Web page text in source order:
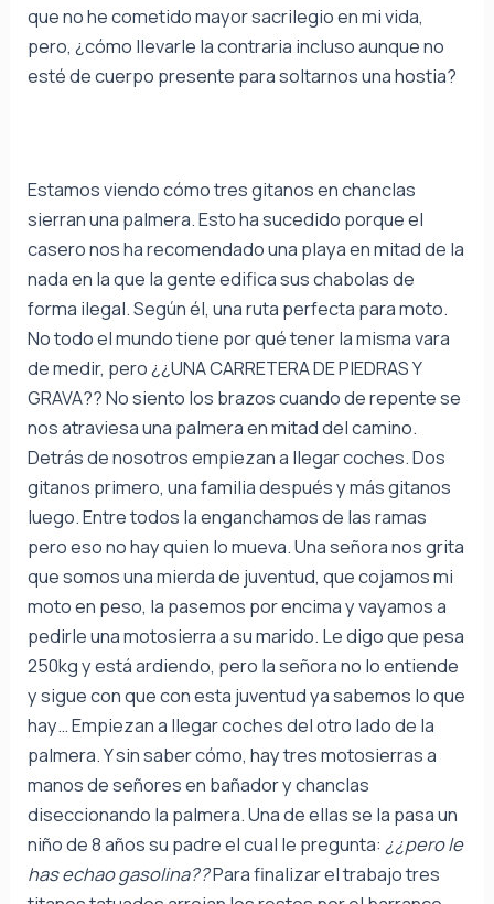
que no he cometido mayor sacrilegio en mi vida,
pero, ¿cómo llevarle la contraria incluso aunque no
esté de cuerpo presente para soltarnos una hostia?
Estamos viendo cómo tres gitanos en chanclas
sierran una palmera. Esto ha sucedido porque el
casero nos ha recomendado una playa en mitad de la
nada en la que la gente edifica sus chabolas de
forma ilegal. Según él, una ruta perfecta para moto.
No todo el mundo tiene por qué tener la misma vara
de medir, pero ¿¿UNA CARRETERA DE PIEDRAS Y
GRAVA?? No siento los brazos cuando de repente se
nos atraviesa una palmera en mitad del camino.
Detrás de nosotros empiezan a llegar coches. Dos
gitanos primero, una familia después y más gitanos
luego. Entre todos la enganchamos de las ramas
pero eso no hay quien lo mueva. Una señora nos grita
que somos una mierda de juventud, que cojamos mi
moto en peso, la pasemos por encima y vayamos a
pedirle una motosierra a su marido. Le digo que pesa
250kg y está ardiendo, pero la señora no lo entiende
y sigue con que con esta juventud ya sabemos lo que
hay… Empiezan a llegar coches del otro lado de la
palmera. Y sin saber cómo, hay tres motosierras a
manos de señores en bañador y chanclas
diseccionando la palmera. Una de ellas se la pasa un
niño de 8 años su padre el cual le pregunta: ¿¿pero le
has echao gasolina??Para finalizar el trabajo tres